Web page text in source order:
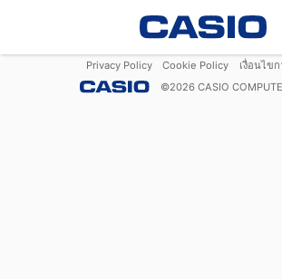
Privacy Policy Cookie Policy
เงื่อนไข
©2026 CASIO